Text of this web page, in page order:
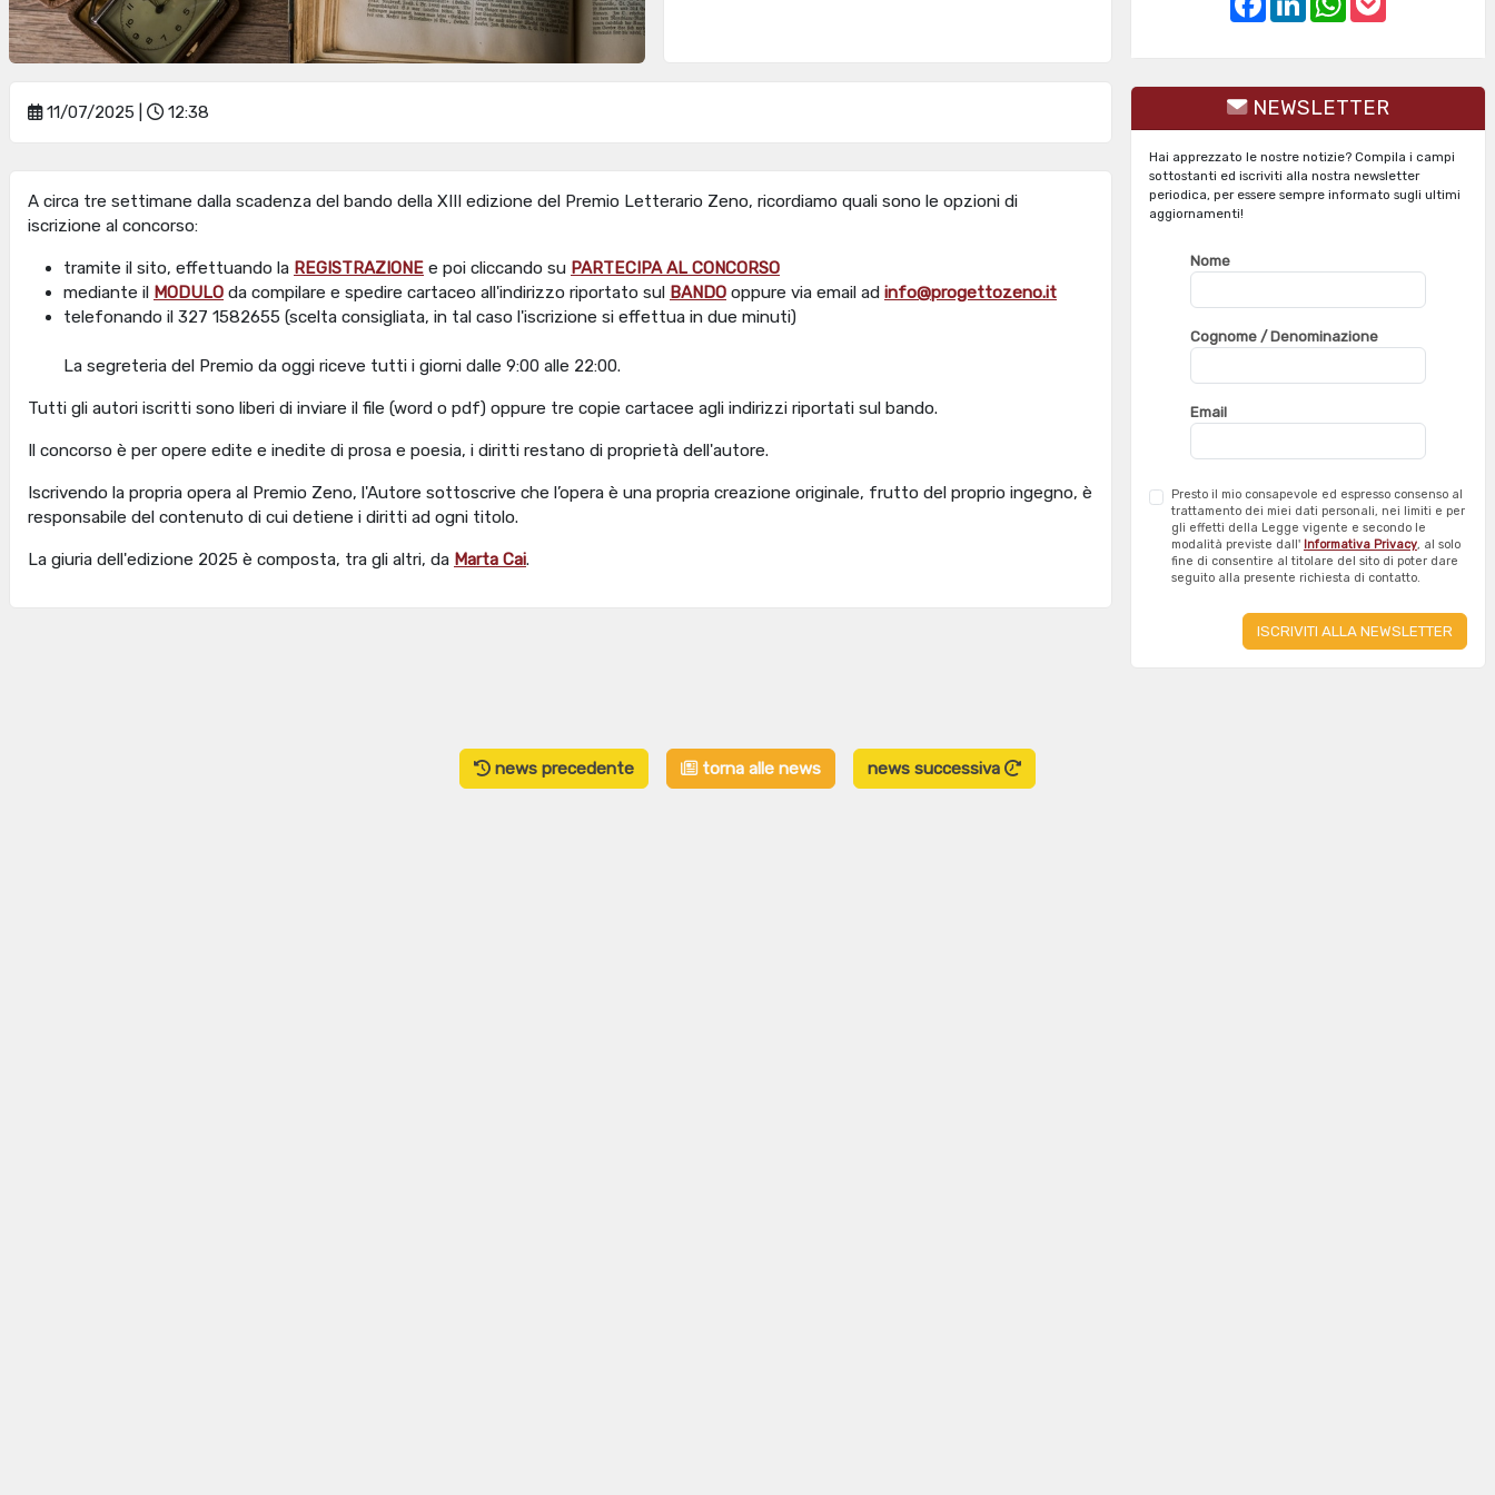
11/07/2025 | 12:38
A circa tre settimane dalla scadenza del bando della XIII edizione del Premio Letterario Zeno, ricordiamo quali sono le opzioni di
iscrizione al concorso:
tramite il sito, effettuando la REGISTRAZIONE e poi cliccando su PARTECIPA AL CONCORSO
mediante il MODULO da compilare e spedire cartaceo all'indirizzo riportato sul BANDO oppure via email ad info@progettozeno.it
telefonando il 327 1582655 (scelta consigliata, in tal caso l'iscrizione si effettua in due minuti)
La segreteria del Premio da oggi riceve tutti i giorni dalle 9:00 alle 22:00.
Tutti gli autori iscritti sono liberi di inviare il file (word o pdf) oppure tre copie cartacee agli indirizzi riportati sul bando.
Il concorso è per opere edite e inedite di prosa e poesia, i diritti restano di proprietà dell'autore.
Iscrivendo la propria opera al Premio Zeno, l'Autore sottoscrive che l’opera è una propria creazione originale, frutto del proprio ingegno, è
responsabile del contenuto di cui detiene i diritti ad ogni titolo.
La giuria dell'edizione 2025 è composta, tra gli altri, da Marta Cai.
o
o
k
d
I
n
A
p
p
t
NEWSLETTER
Hai apprezzato le nostre notizie? Compila i campi
sottostanti ed iscriviti alla nostra newsletter
periodica, per essere sempre informato sugli ultimi
aggiornamenti!
Nome
Cognome / Denominazione
Email
Presto il mio consapevole ed espresso consenso al
trattamento dei miei dati personali, nei limiti e per
gli effetti della Legge vigente e secondo le
modalità previste dall' Informativa Privacy, al solo
fine di consentire al titolare del sito di poter dare
seguito alla presente richiesta di contatto.
news precedente torna alle news news successiva